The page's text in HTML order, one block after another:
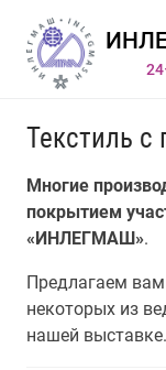
Текстиль
Многие
покрытием
«ИНЛЕГМАШ».
Предлагаем
некоторых из
нашей выставке.